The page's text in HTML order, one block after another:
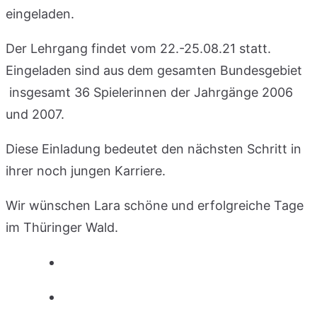
eingeladen.
Der Lehrgang findet vom 22.-25.08.21 statt.
Eingeladen sind aus dem gesamten Bundesgebiet
insgesamt 36 Spielerinnen der Jahrgänge 2006
und 2007.
Diese Einladung bedeutet den nächsten Schritt in
ihrer noch jungen Karriere.
Wir wünschen Lara schöne und erfolgreiche Tage
im Thüringer Wald.